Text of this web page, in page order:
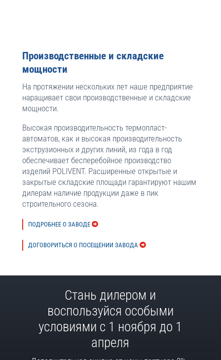
Производственные и складские
мощности
На протяжении нескольких лет наше предприятие
наращивает свои производственные и складские
мощности.
Высокая производительность термопласт-
автоматов, как и высокая производительность
экструзионных и других линий, из года в год
обеспечивает бесперебойное производство
изделий POLIVENT. Расширенные открытые и
закрытые складские площади гарантируют нашим
дилерам наличие продукции даже в пик
строительного сезона.
ПОДРОБНЕЕ О ЗАВОДЕ
ДОГОВОРИТЬСЯ О ПОСЕЩЕНИИ ЗАВОДА
Стань дилером и
воспользуйся особыми
условиями с 1 ноября до 1
апреля